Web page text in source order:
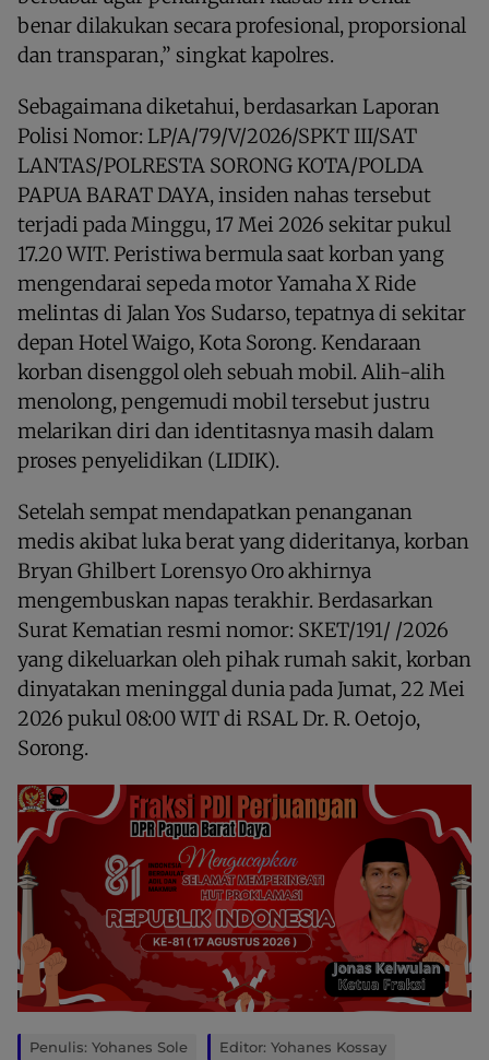
benar dilakukan secara profesional, proporsional
dan transparan,” singkat kapolres.
Sebagaimana diketahui, berdasarkan Laporan
Polisi Nomor: LP/A/79/V/2026/SPKT III/SAT
LANTAS/POLRESTA SORONG KOTA/POLDA
PAPUA BARAT DAYA, insiden nahas tersebut
terjadi pada Minggu, 17 Mei 2026 sekitar pukul
17.20 WIT. Peristiwa bermula saat korban yang
mengendarai sepeda motor Yamaha X Ride
melintas di Jalan Yos Sudarso, tepatnya di sekitar
depan Hotel Waigo, Kota Sorong. Kendaraan
korban disenggol oleh sebuah mobil. Alih-alih
menolong, pengemudi mobil tersebut justru
melarikan diri dan identitasnya masih dalam
proses penyelidikan (LIDIK).
Setelah sempat mendapatkan penanganan
medis akibat luka berat yang dideritanya, korban
Bryan Ghilbert Lorensyo Oro akhirnya
mengembuskan napas terakhir. Berdasarkan
Surat Kematian resmi nomor: SKET/191/ /2026
yang dikeluarkan oleh pihak rumah sakit, korban
dinyatakan meninggal dunia pada Jumat, 22 Mei
2026 pukul 08:00 WIT di RSAL Dr. R. Oetojo,
Sorong.
Penulis: Yohanes Sole Editor: Yohanes Kossay